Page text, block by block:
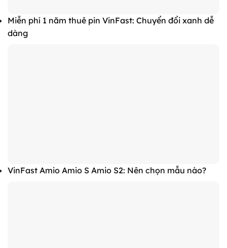
Miễn phí 1 năm thuê pin VinFast: Chuyển đổi xanh dễ
dàng
VinFast Amio Amio S Amio S2: Nên chọn mẫu nào?